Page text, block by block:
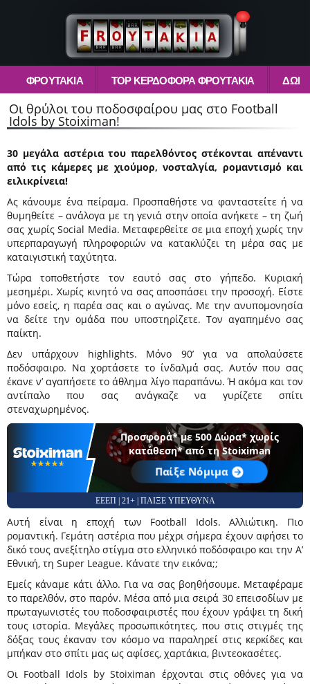
ΦΡΟΥΤΆΚΙΑ TOP ΚΕΡΔΟΦΌΡΑ ΦΡΟΥΤΆΚΙΑ
Οι θρύλοι του ποδοσφαίρου μας στο Football
Idols by Stoiximan!
30 μεγάλα αστέρια του παρελθόντος στέκονται απέναντι
από τις κάμερες με χιούμορ, νοσταλγία, ρομαντισμό και
ειλικρίνεια!
Ας κάνουμε ένα πείραμα. Προσπαθήστε να φανταστείτε ή να
θυμηθείτε – ανάλογα με τη γενιά στην οποία ανήκετε – τη ζωή
σας χωρίς Social Media. Μεταφερθείτε σε μια εποχή χωρίς την
υπερπαραγωγή πληροφοριών να κατακλύζει τη μέρα σας με
καταιγιστική ταχύτητα.
Τώρα τοποθετήστε τον εαυτό σας στο γήπεδο. Κυριακή
μεσημέρι. Χωρίς κινητό να σας αποσπάσει την προσοχή. Είστε
μόνο εσείς, η παρέα σας και ο αγώνας. Με την ανυπομονησία
να δείτε την ομάδα που υποστηρίζετε. Τον αγαπημένο σας
παίκτη.
Δεν υπάρχουν highlights. Μόνο 90’ για να απολαύσετε
ποδόσφαιρο. Να χορτάσετε το ίνδαλμά σας. Αυτόν που σας
έκανε ν’ αγαπήσετε το άθλημα λίγο παραπάνω. Ή ακόμα και τον
αντίπαλο που σας ανάγκαζε να γυρίζετε σπίτι
στεναχωρημένος.
☆☆☆☆☆
★★★★★
Προσφορά* με 500 Δώρα* χωρίς
κατάθεση* από τη Stoiximan
Παίξε Νόμιμα
ΕΕΕΠ | 21+ | ΠΑΙΞΕ ΥΠΕΥΘΥΝΑ
Αυτή είναι η εποχή των Football Idols. Αλλιώτικη. Πιο
ρομαντική. Γεμάτη αστέρια που μέχρι σήμερα έχουν αφήσει το
δικό τους ανεξίτηλο στίγμα στο ελληνικό ποδόσφαιρο και την Α’
Εθνική, τη Super League. Κάνατε την εικόνα;;
Εμείς κάναμε κάτι άλλο. Για να σας βοηθήσουμε. Μεταφέραμε
το παρελθόν, στο παρόν. Μέσα από μια σειρά 30 επεισοδίων με
πρωταγωνιστές του ποδοσφαιριστές που έχουν γράψει τη δική
τους ιστορία. Μεγάλες προσωπικότητες, που στις στιγμές της
δόξας τους έκαναν τον κόσμο να παραληρεί στις κερκίδες και
μπήκαν στο σπίτι μας ως αφίσες, χαρτάκια, βιντεοκασέτες.
Οι Football Idols by Stoiximan έρχονται στις οθόνες για να